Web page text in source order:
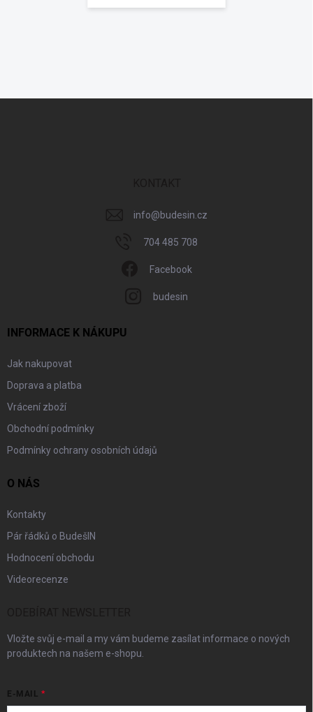
info@budesin.cz
704 485 708
Facebook
budesin
INFORMACE K NÁKUPU
Jak nakupovat
Doprava a platba
Vrácení zboží
Obchodní podmínky
Podmínky ochrany osobních údajů
O NÁS
Kontakty
Pár řádků o BudešIN
Hodnocení obchodu
Videorecenze
Vložte svůj e-mail a my vám budeme zasílat informace o nových
produktech na našem e-shopu.
E-MAIL